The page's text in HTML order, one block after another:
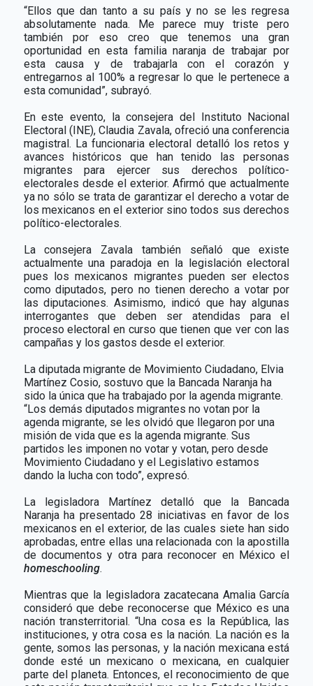
“Ellos que dan tanto a su país y no se les regresa
absolutamente nada. Me parece muy triste pero
también por eso creo que tenemos una gran
oportunidad en esta familia naranja de trabajar por
esta causa y de trabajarla con el corazón y
entregarnos al 100% a regresar lo que le pertenece a
esta comunidad”, subrayó.
En este evento, la consejera del Instituto Nacional
Electoral (INE), Claudia Zavala, ofreció una conferencia
magistral. La funcionaria electoral detalló los retos y
avances históricos que han tenido las personas
migrantes para ejercer sus derechos político-
electorales desde el exterior. Afirmó que actualmente
ya no sólo se trata de garantizar el derecho a votar de
los mexicanos en el exterior sino todos sus derechos
político-electorales.
La consejera Zavala también señaló que existe
actualmente una paradoja en la legislación electoral
pues los mexicanos migrantes pueden ser electos
como diputados, pero no tienen derecho a votar por
las diputaciones. Asimismo, indicó que hay algunas
interrogantes que deben ser atendidas para el
proceso electoral en curso que tienen que ver con las
campañas y los gastos desde el exterior.
La diputada migrante de Movimiento Ciudadano, Elvia
Martínez Cosio, sostuvo que la Bancada Naranja ha
sido la única que ha trabajado por la agenda migrante.
“Los demás diputados migrantes no votan por la
agenda migrante, se les olvidó que llegaron por una
misión de vida que es la agenda migrante. Sus
partidos les imponen no votar y votan, pero desde
Movimiento Ciudadano y el Legislativo estamos
dando la lucha con todo”, expresó.
La legisladora Martínez detalló que la Bancada
Naranja ha presentado 28 iniciativas en favor de los
mexicanos en el exterior, de las cuales siete han sido
aprobadas, entre ellas una relacionada con la apostilla
de documentos y otra para reconocer en México el
homeschooling.
Mientras que la legisladora zacatecana Amalia García
consideró que debe reconocerse que México es una
nación transterritorial. “Una cosa es la República, las
instituciones, y otra cosa es la nación. La nación es la
gente, somos las personas, y la nación mexicana está
donde esté un mexicano o mexicana, en cualquier
parte del planeta. Entonces, el reconocimiento de que